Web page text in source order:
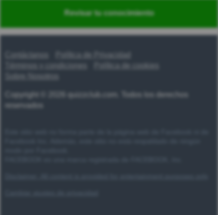
Revisar tu conocimiento
Українська हिन्दी 한국어 汉语
Contáctanos
Política de Privacidad
Términos y condiciones
Copyright © 2026 quizzclub.com. Todos los derechos
reservados